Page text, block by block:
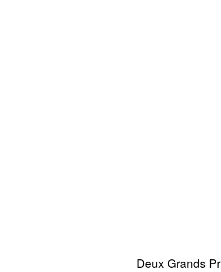
Deux Grands